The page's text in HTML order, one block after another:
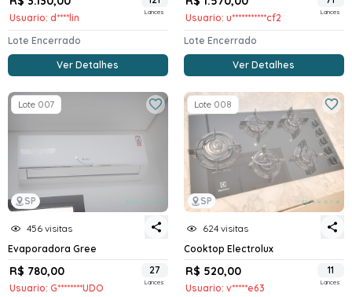
Usuario: d****lin Lances
Lote Encerrado
Ver Detalhes
Usuario: u***********cf2 Lances
Lote Encerrado
Ver Detalhes
SP
Lote 007
456 visitas
Evaporadora Gree
R$ 780,00
Usuario: G********UDO
27
Lances
SP
Lote 008
624 visitas
Cooktop Electrolux
R$ 520,00
Usuario: v*****e63
11
Lances